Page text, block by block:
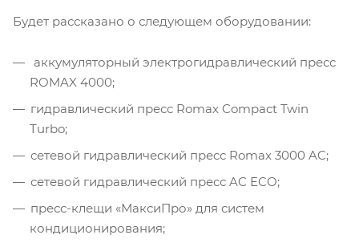
Будет рассказано о следующем оборудовании:
аккумуляторный электрогидравлический пресс
ROMAX 4000;
гидравлический пресс Romax Compact Twin
Turbo;
сетевой гидравлический пресс Romax 3000 AC;
сетевой гидравлический пресс AC ECO;
пресс-клещи «МаксиПро» для систем
кондиционирования;